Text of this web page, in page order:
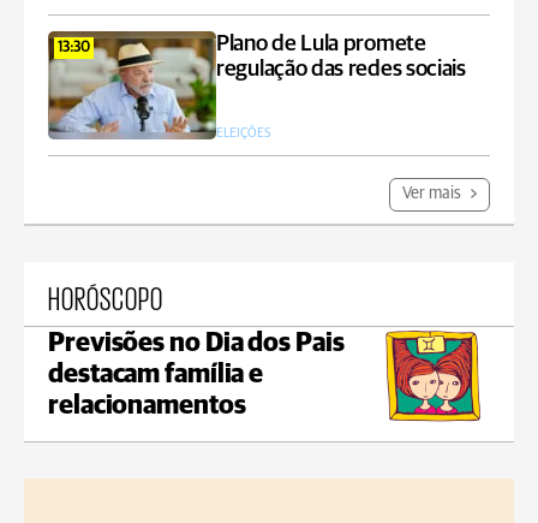
13:30
Plano de Lula promete
regulação das redes sociais
ELEIÇÕES
Ver mais
HORÓSCOPO
Previsões no Dia dos Pais
destacam família e
relacionamentos